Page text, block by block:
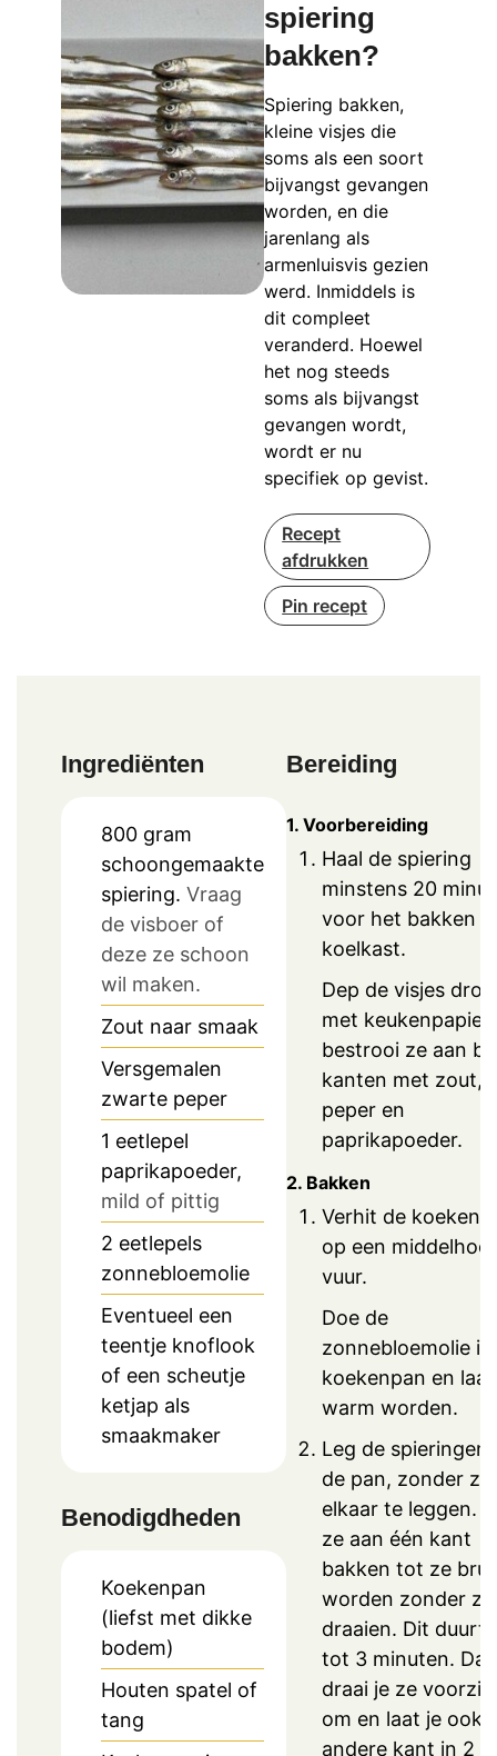
spiering
bakken?
Spiering bakken,
kleine visjes die
soms als een soort
bijvangst gevangen
worden, en die
jarenlang als
armenluisvis gezien
werd. Inmiddels is
dit compleet
veranderd. Hoewel
het nog steeds
soms als bijvangst
gevangen wordt,
wordt er nu
specifiek op gevist.
Recept
afdrukken
Pin recept
Ingrediënten
800 gram
schoongemaakte
spiering. Vraag
de visboer of
deze ze schoon
wil maken.
Zout naar smaak
Versgemalen
zwarte peper
1 eetlepel
paprikapoeder,
mild of pittig
2 eetlepels
zonnebloemolie
Eventueel een
teentje knoflook
of een scheutje
ketjap als
smaakmaker
Benodigdheden
Koekenpan
(liefst met dikke
bodem)
Houten spatel of
tang
Bereiding
1. Voorbereiding
Haal de spiering
minstens 20
voor het bakken
koelkast.
Dep de visjes
met keukenpapier
bestrooi ze aan
kanten met zout,
peper en
paprikapoeder.
2. Bakken
Verhit de
op een
vuur.
Doe de
zonnebloemolie in
koekenpan en
warm worden.
Leg de spieringen
de pan, zonder ze
elkaar te leggen.
ze aan één kant
bakken tot ze
worden zonder
draaien. Dit duurt
tot 3 minuten.
draai je ze
om en laat je ook
andere kant in 2